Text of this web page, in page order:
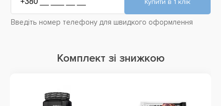
Введіть номер телефону для швидкого оформлення
Комплект зі знижкою